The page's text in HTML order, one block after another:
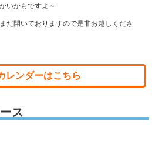
いかもですよ～
だ開いておりますので是非お越しくださ
レンダーはこちら
ス